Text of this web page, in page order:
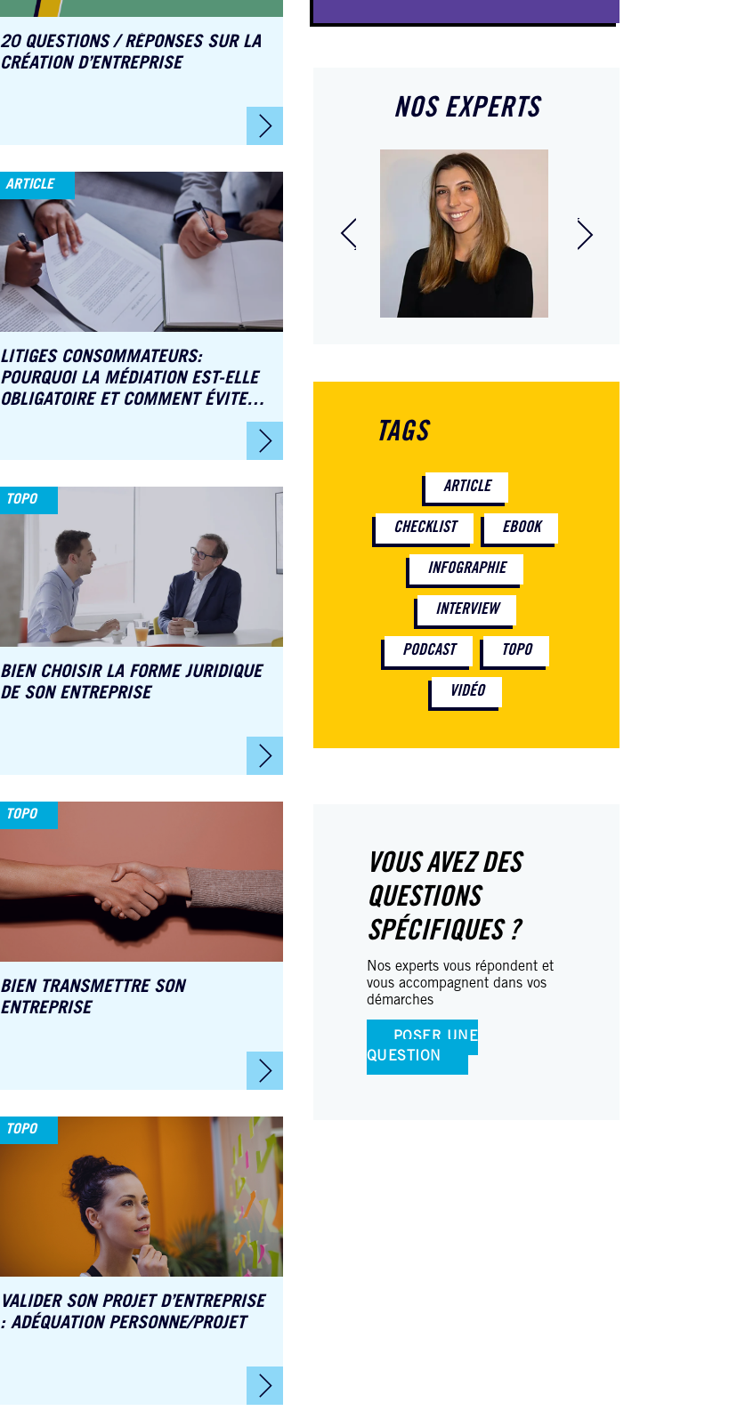
20 QUESTIONS / RÉPONSES SUR LA
CRÉATION D’ENTREPRISE
ARTICLE
LITIGES CONSOMMATEURS:
POURQUOI LA MÉDIATION EST-ELLE
OBLIGATOIRE ET COMMENT ÉVITER
TOPO
BIEN CHOISIR LA FORME JURIDIQUE
DE SON ENTREPRISE
TOPO
BIEN TRANSMETTRE SON
ENTREPRISE
TOPO
VALIDER SON PROJET D’ENTREPRISE
: ADÉQUATION PERSONNE/PROJET
NOS EXPERTS
Aurelie Souquet
Manager Juridique
Andréa Touflet
Juriste
TAGS
ARTICLE
CHECKLIST EBOOK
INFOGRAPHIE
INTERVIEW
PODCAST TOPO
VIDÉO
VOUS AVEZ DES
QUESTIONS
SPÉCIFIQUES ?
Nos experts vous répondent et
vous accompagnent dans vos
démarches
POSER UNE
QUESTION